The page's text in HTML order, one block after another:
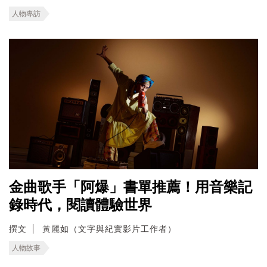
人物專訪
金曲歌手「阿爆」書單推薦！用音樂記
錄時代，閱讀體驗世界
撰文 黃麗如（文字與紀實影片工作者）
人物故事